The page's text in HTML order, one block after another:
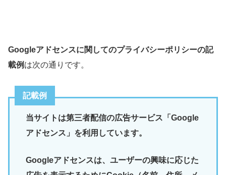
Googleアドセンスに関してのプライバシーポリシーの記
載例 は次の通りです。
記載例
当サイトは第三者配信の広告サービス「Google
アドセンス」を利用しています。
Googleアドセンスは、ユーザーの興味に応じた